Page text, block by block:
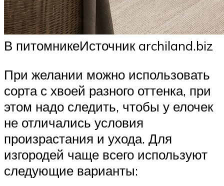
В питомникеИсточник archiland.biz
При желании можно использовать
сорта с хвоей разного оттенка, при
этом надо следить, чтобы у елочек
не отличались условия
произрастания и ухода. Для
изгородей чаще всего используют
следующие варианты: